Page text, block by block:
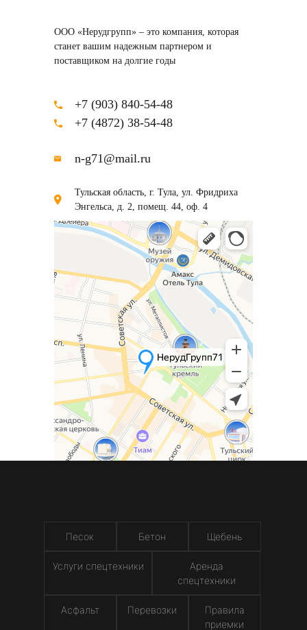
ООО «Нерудгрупп» – это компания, которая
станет вашим надежным партнером и
поставщиком на долгие годы
+7 (903) 840-54-48
+7 (4872) 38-54-48
n-g71@mail.ru
Тульская область, г. Тула, ул. Фридриха
Энгельса, д. 2, помещ. 44, оф. 4
Песок Бетон Щебень
Услуги спецтехники
Аренда
спецтехники
Асфальт Перевозки
Правила
приемки